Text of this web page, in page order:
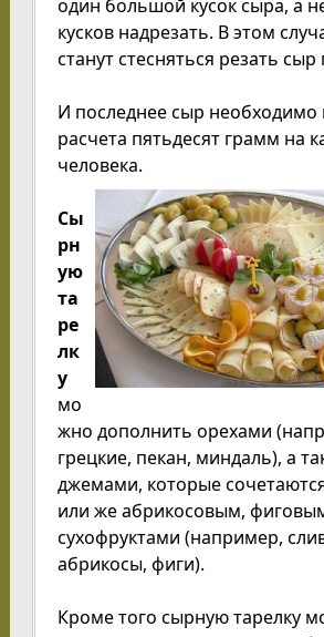
один большой кусок сыра, а
кусков надрезать. В этом
станут стесняться резать
И последнее сыр необходимо
расчета пятьдесят грамм на
человека.
Сы
рн
ую
та
ре
лк
у
мо
жно дополнить орехами
грецкие, пекан, миндаль), а
джемами, которые
или же абрикосовым,
сухофруктами (например,
абрикосы, фиги).
Кроме того сырную тарелку